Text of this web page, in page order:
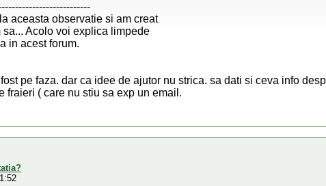
aceasta observatie si am creat
sa... Acolo voi explica limpede
in acest forum.
pe faza. dar ca idee de ajutor nu strica. sa dati si ceva info
fraieri ( care nu stiu sa exp un email.